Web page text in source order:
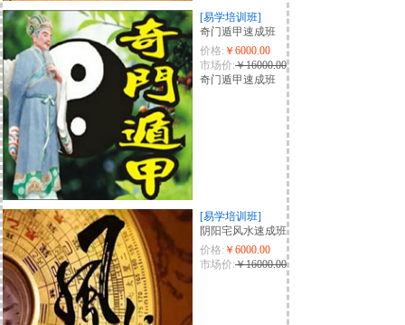
[易学培训班]
奇门遁甲速成班
价格: ￥6000.00
市场价:￥16000.00
奇门遁甲速成班
[易学培训班]
阴阳宅风水速成班
价格: ￥6000.00
市场价:￥16000.00